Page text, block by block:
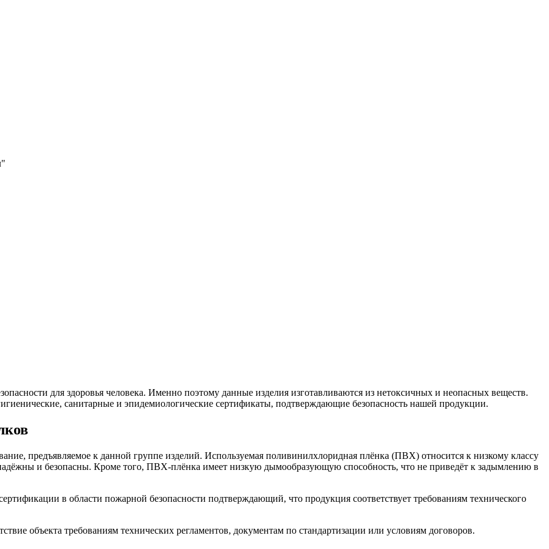
для здоровья человека. Именно поэтому данные изделия изготавливаются из нетоксичных и неопасных веществ.
санитарные и эпидемиологические сертификаты, подтверждающие безопасность нашей продукции.
предъявляемое к данной группе изделий. Используемая поливинилхлоридная плёнка (ПВХ) относится к низкому классу
и безопасны. Кроме того, ПВХ-плёнка имеет низкую дымообразующую способность, что не приведёт к задымлению в
в области пожарной безопасности подтверждающий, что продукция соответствует требованиям технического
объекта требованиям технических регламентов, документам по стандартизации или условиям договоров.